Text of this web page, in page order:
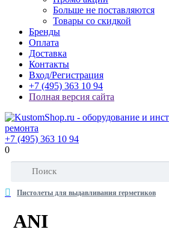
Больше не поставляются
Товары со скидкой
Бренды
Оплата
Доставка
Контакты
Вход/Регистрация
+7 (495) 363 10 94
Полная версия сайта
+7 (495) 363 10 94
0
Пистолеты для выдавливания герметиков
ANI